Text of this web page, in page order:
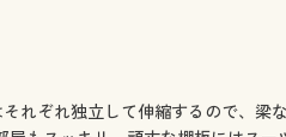
れぞれ独立して伸縮するので、梁